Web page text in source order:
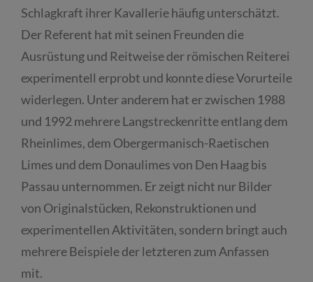
Schlagkraft ihrer Kavallerie häufig unterschätzt.
Der Referent hat mit seinen Freunden die
Ausrüstung und Reitweise der römischen Reiterei
experimentell erprobt und konnte diese Vorurteile
widerlegen. Unter anderem hat er zwischen 1988
und 1992 mehrere Langstreckenritte entlang dem
Rheinlimes, dem Obergermanisch-Raetischen
Limes und dem Donaulimes von Den Haag bis
Passau unternommen. Er zeigt nicht nur Bilder
von Originalstücken, Rekonstruktionen und
experimentellen Aktivitäten, sondern bringt auch
mehrere Beispiele der letzteren zum Anfassen
mit.